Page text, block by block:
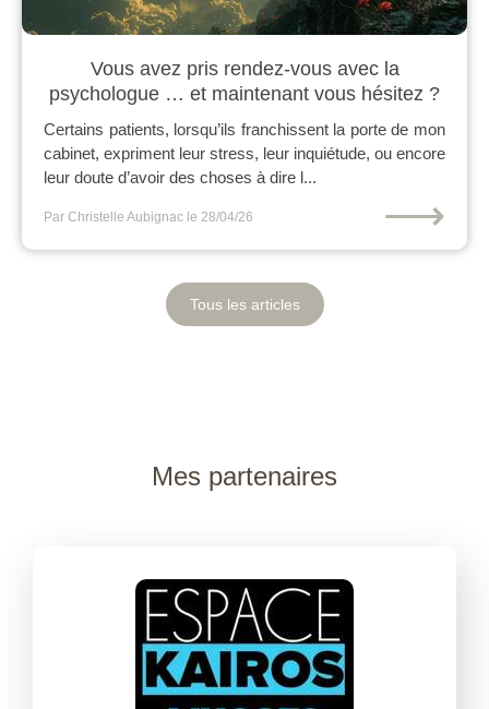
Vous avez pris rendez-vous avec la
psychologue … et maintenant vous hésitez ?
Certains patients, lorsqu’ils franchissent la porte de mon
cabinet, expriment leur stress, leur inquiétude, ou encore
leur doute d’avoir des choses à dire l...
Par Christelle Aubignac le 28/04/26 ⟶
Tous les articles
Mes partenaires